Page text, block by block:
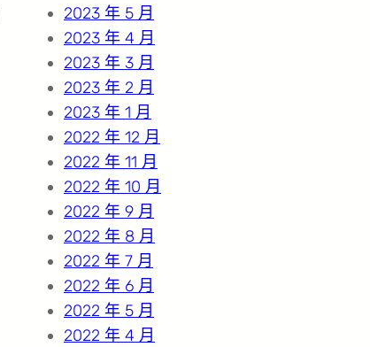
2023 年 5 月
2023 年 4 月
2023 年 3 月
2023 年 2 月
2023 年 1 月
2022 年 12 月
2022 年 11 月
2022 年 10 月
2022 年 9 月
2022 年 8 月
2022 年 7 月
2022 年 6 月
2022 年 5 月
2022 年 4 月